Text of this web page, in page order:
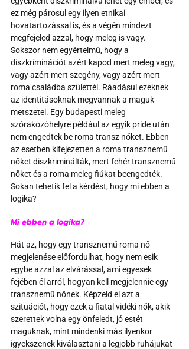
ez még párosul egy ilyen etnikai
hovatartozással is, és a végén mindezt
megfejeled azzal, hogy meleg is vagy.
Sokszor nem egyértelmű, hogy a
diszkriminációt azért kapod mert meleg vagy,
vagy azért mert szegény, vagy azért mert
roma családba születtél. Ráadásul ezeknek
az identitásoknak megvannak a maguk
metszetei. Egy budapesti meleg
szórakozóhelyre például az egyik pride után
nem engedtek be roma transz nőket. Ebben
az esetben kifejezetten a roma transznemű
nőket diszkriminálták, mert fehér transznemű
nőket és a roma meleg fiúkat beengedték.
Sokan tehetik fel a kérdést, hogy mi ebben a
logika?
Mi ebben a logika?
Hát az, hogy egy transznemű roma nő
megjelenése előfordulhat, hogy nem esik
egybe azzal az elvárással, ami egyesek
fejében él arról, hogyan kell megjelennie egy
transznemű nőnek. Képzeld el azt a
szituációt, hogy ezek a fiatal vidéki nők, akik
szerettek volna egy önfeledt, jó estét
maguknak, mint mindenki más ilyenkor
igyekszenek kiválasztani a legjobb ruhájukat